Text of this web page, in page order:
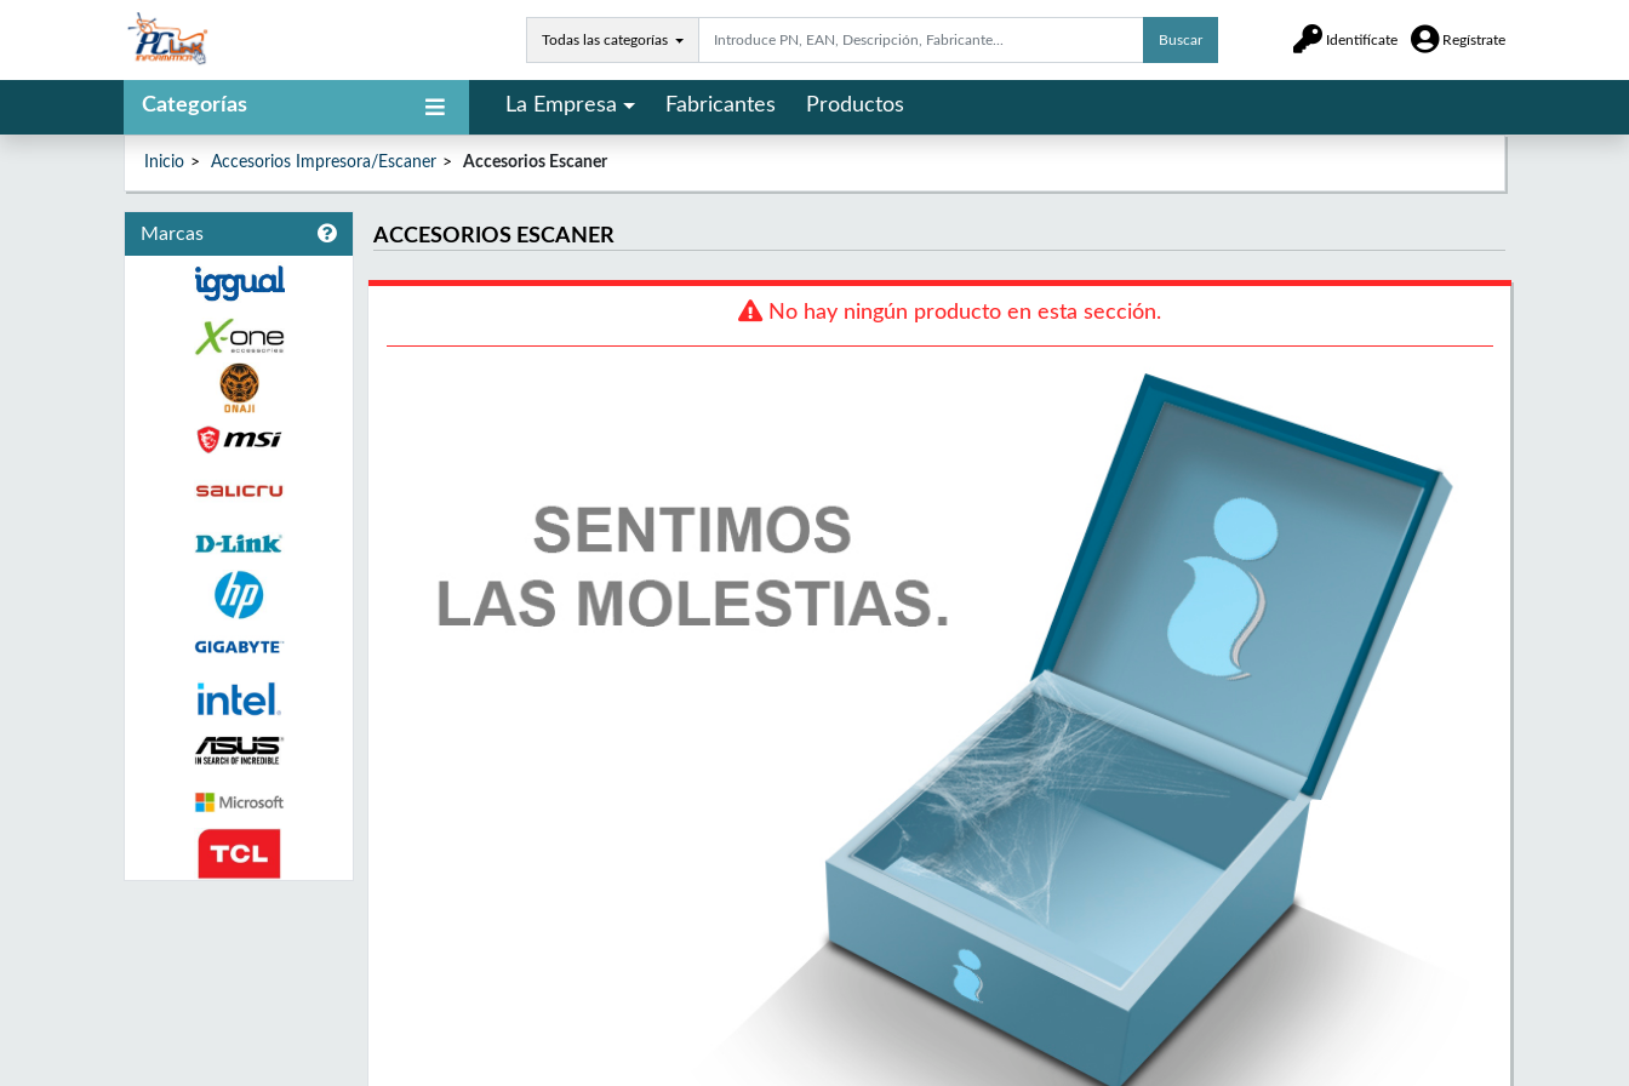
Todas las categorías Buscar Identifícate Regístrate
Categorías La Empresa Fabricantes Productos
Inicio Accesorios Impresora/Escaner Accesorios Escaner
Marcas ACCESORIOS ESCANER
No hay ningún producto en esta sección.